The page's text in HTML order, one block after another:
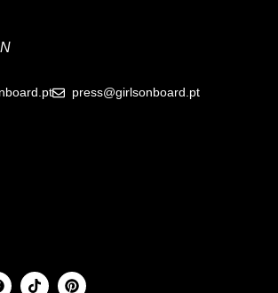
press@girlsonboard.pt